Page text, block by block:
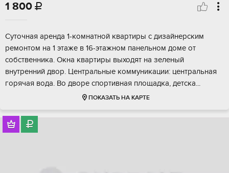
1 800 
Суточная аренда 1-комнатной квартиры с дизайнерским
ремонтом на 1 этаже в 16-этажном панельном доме от
собственника. Окна квартиры выходят на зеленый
внутренний двор. Центральные коммуникации: центральная
горячая вода. Во дворе спортивная площадка, детска...
ПОКАЗАТЬ НА КАРТЕ